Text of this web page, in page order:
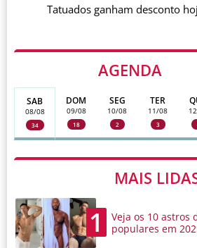
AGENDA
SAB
08/08
34
DOM
09/08
18
SEG
10/08
2
TER
11/08
3
MAIS
1
Veja os 10 astros
populares em
Tatuados ganham desconto